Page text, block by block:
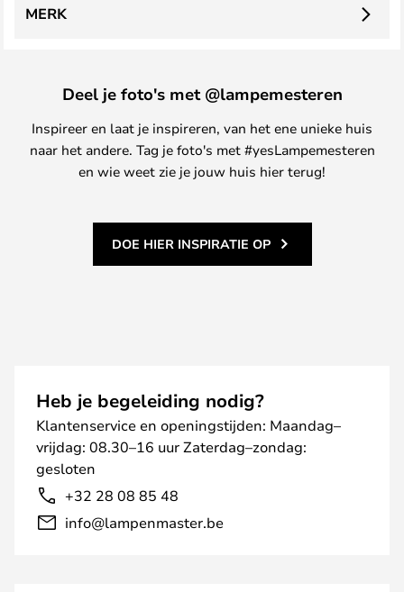
MERK
Deel je foto's met @lampemesteren
Inspireer en laat je inspireren, van het ene unieke huis
naar het andere. Tag je foto's met #yesLampemesteren
en wie weet zie je jouw huis hier terug!
DOE HIER INSPIRATIE OP
Heb je begeleiding nodig?
Klantenservice en openingstijden: Maandag–
vrijdag: 08.30–16 uur Zaterdag–zondag:
gesloten
+32 28 08 85 48
info@lampenmaster.be